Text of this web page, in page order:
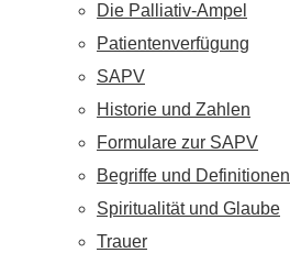
Die Palliativ-Ampel
Patientenverfügung
SAPV
Historie und Zahlen
Formulare zur SAPV
Begriffe und Definitionen
Spiritualität und Glaube
Trauer